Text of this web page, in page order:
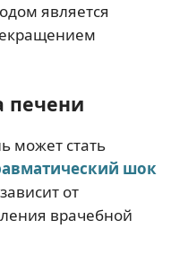
является
печени
может стать
шок
от
врачебной